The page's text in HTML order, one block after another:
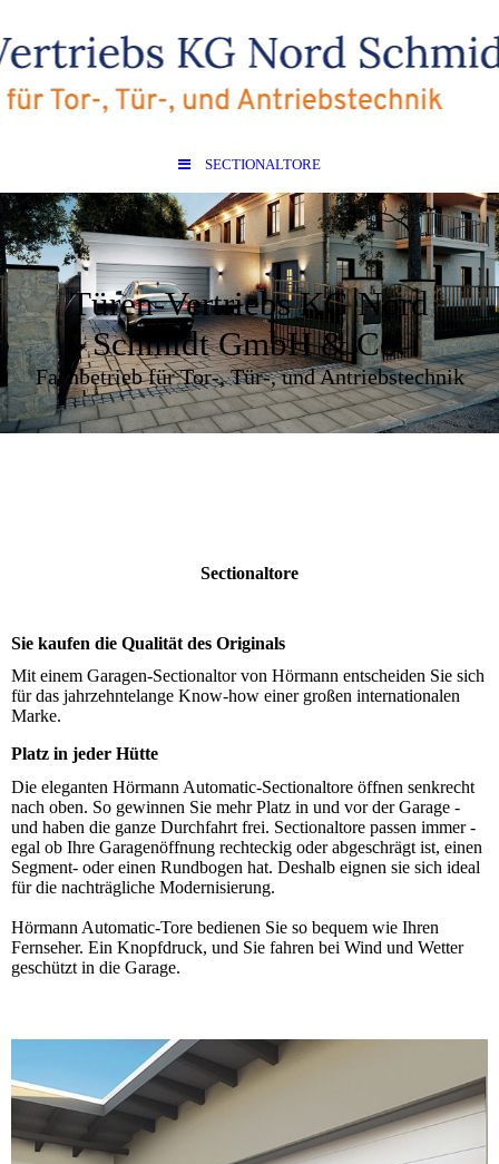
SECTIONALTORE
Türen-Vertriebs KG Nord
Schmidt GmbH & Co.
Fachbetrieb für Tor-, Tür-, und Antriebstechnik
Sectionaltore
Sie kaufen die Qualität des Originals
Mit einem Garagen-Sectionaltor von Hörmann entscheiden Sie sich
für das jahrzehntelange Know-how einer großen internationalen
Marke.
Platz in jeder Hütte
Die eleganten Hörmann Automatic-Sectionaltore öffnen senkrecht
nach oben. So gewinnen Sie mehr Platz in und vor der Garage -
und haben die ganze Durchfahrt frei. Sectionaltore passen immer -
egal ob Ihre Garagenöffnung rechteckig oder abgeschrägt ist, einen
Segment- oder einen Rundbogen hat. Deshalb eignen sie sich ideal
für die nachträgliche Modernisierung.
Hörmann Automatic-Tore bedienen Sie so bequem wie Ihren
Fernseher. Ein Knopfdruck, und Sie fahren bei Wind und Wetter
geschützt in die Garage.